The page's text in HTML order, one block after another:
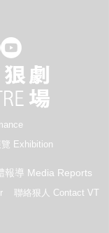
覽 Exhibition
報導 Media Reports
聯絡狠人 Contact VT